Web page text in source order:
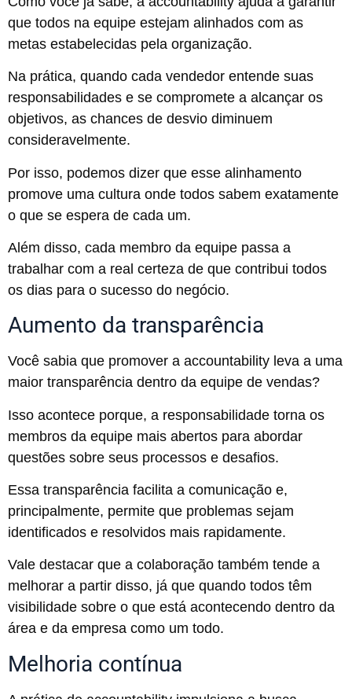
que todos na equipe estejam alinhados com as
metas estabelecidas pela organização.
Na prática, quando cada vendedor entende suas
responsabilidades e se compromete a alcançar os
objetivos, as chances de desvio diminuem
consideravelmente.
Por isso, podemos dizer que esse alinhamento
promove uma cultura onde todos sabem exatamente
o que se espera de cada um.
Além disso, cada membro da equipe passa a
trabalhar com a real certeza de que contribui todos
os dias para o sucesso do negócio.
Aumento da transparência
Você sabia que promover a accountability leva a uma
maior transparência dentro da equipe de vendas?
Isso acontece porque, a responsabilidade torna os
membros da equipe mais abertos para abordar
questões sobre seus processos e desafios.
Essa transparência facilita a comunicação e,
principalmente, permite que problemas sejam
identificados e resolvidos mais rapidamente.
Vale destacar que a colaboração também tende a
melhorar a partir disso, já que quando todos têm
visibilidade sobre o que está acontecendo dentro da
área e da empresa como um todo.
Melhoria contínua